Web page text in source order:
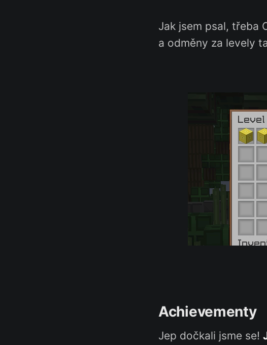
Jak jsem psal, třeba
a odměny za levely
Achievementy
Jep dočkali jsme se!